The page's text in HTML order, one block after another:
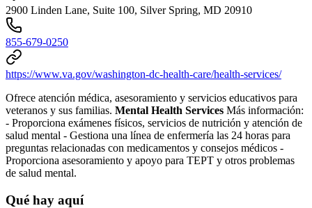
2900 Linden Lane, Suite 100, Silver Spring, MD 20910
855-679-0250
https://www.va.gov/washington-dc-health-care/health-services/
Ofrece atención médica, asesoramiento y servicios educativos para
veteranos y sus familias. Mental Health Services Más información:
- Proporciona exámenes físicos, servicios de nutrición y atención de
salud mental - Gestiona una línea de enfermería las 24 horas para
preguntas relacionadas con medicamentos y consejos médicos -
Proporciona asesoramiento y apoyo para TEPT y otros problemas
de salud mental.
Qué hay aquí